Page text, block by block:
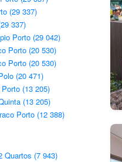
(29 337)
337)
Porto (29 042)
Porto (20 530)
Porto (20 530)
(20 471)
(13 205)
(13 205)
Porto (12 388)
Quartos (7 943)